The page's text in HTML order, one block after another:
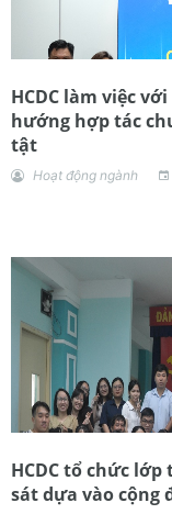
HCDC làm việc
hướng hợp tác
tật
Hoạt động ngành
HCDC tổ chức
sát dựa vào cộng